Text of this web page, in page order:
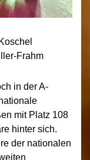
Frahm
in der A-
mit Platz 108
hinter sich.
der nationalen